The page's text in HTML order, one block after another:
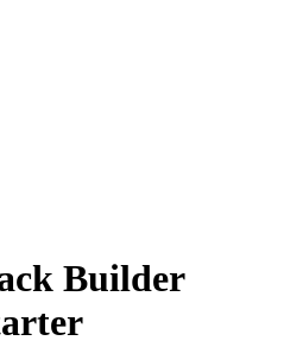
Builder